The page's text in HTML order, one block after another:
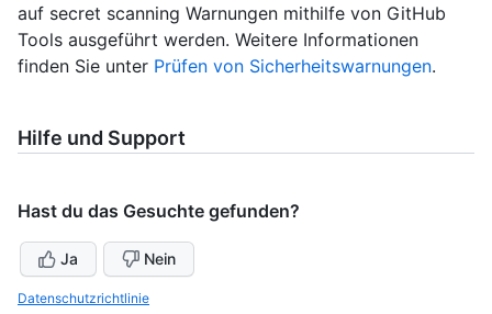
auf secret scanning Warnungen mithilfe von GitHub
Tools ausgeführt werden. Weitere Informationen
finden Sie unter Prüfen von Sicherheitswarnungen.
Hilfe und Support
Hast du das Gesuchte gefunden?
Ja Nein
Datenschutzrichtlinie